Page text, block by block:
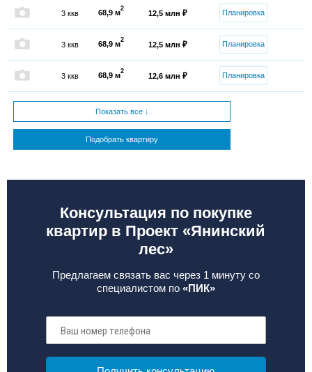
3 ккв 68,9 м2
12,5 млн ₽ Планировка
3 ккв 68,9 м2
12,5 млн ₽ Планировка
3 ккв 68,9 м2
12,6 млн ₽ Планировка
Показать все ↓
Подобрать квартиру
Консультация по покупке
квартир в Проект «Янинский
лес»
Предлагаем связать вас через 1 минуту со
специалистом по «ПИК»